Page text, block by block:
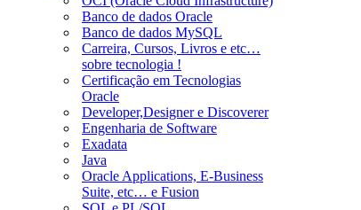
Banco de dados Oracle
Banco de dados MySQL
Carreira, Cursos, Livros e etc…
sobre tecnologia !
Certificação em Tecnologias
Oracle
Developer,Designer e Discoverer
Engenharia de Software
Exadata
Java
Oracle Applications, E-Business
Suite, etc… e Fusion